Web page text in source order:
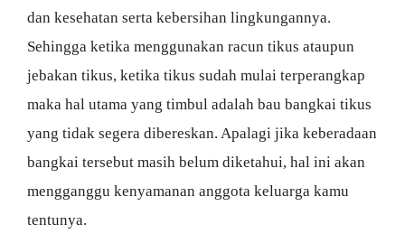
dan kesehatan serta kebersihan lingkungannya.
Sehingga ketika menggunakan racun tikus ataupun
jebakan tikus, ketika tikus sudah mulai terperangkap
maka hal utama yang timbul adalah bau bangkai tikus
yang tidak segera dibereskan. Apalagi jika keberadaan
bangkai tersebut masih belum diketahui, hal ini akan
mengganggu kenyamanan anggota keluarga kamu
tentunya.